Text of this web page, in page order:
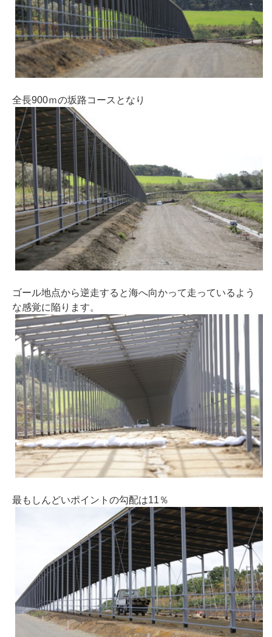
全長900ｍの坂路コースとなり
ゴール地点から逆走すると海へ向かって走っているよう
な感覚に陥ります。
最もしんどいポイントの勾配は11％